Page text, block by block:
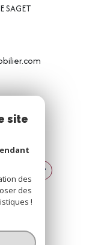
SAGET
site
des
des
!